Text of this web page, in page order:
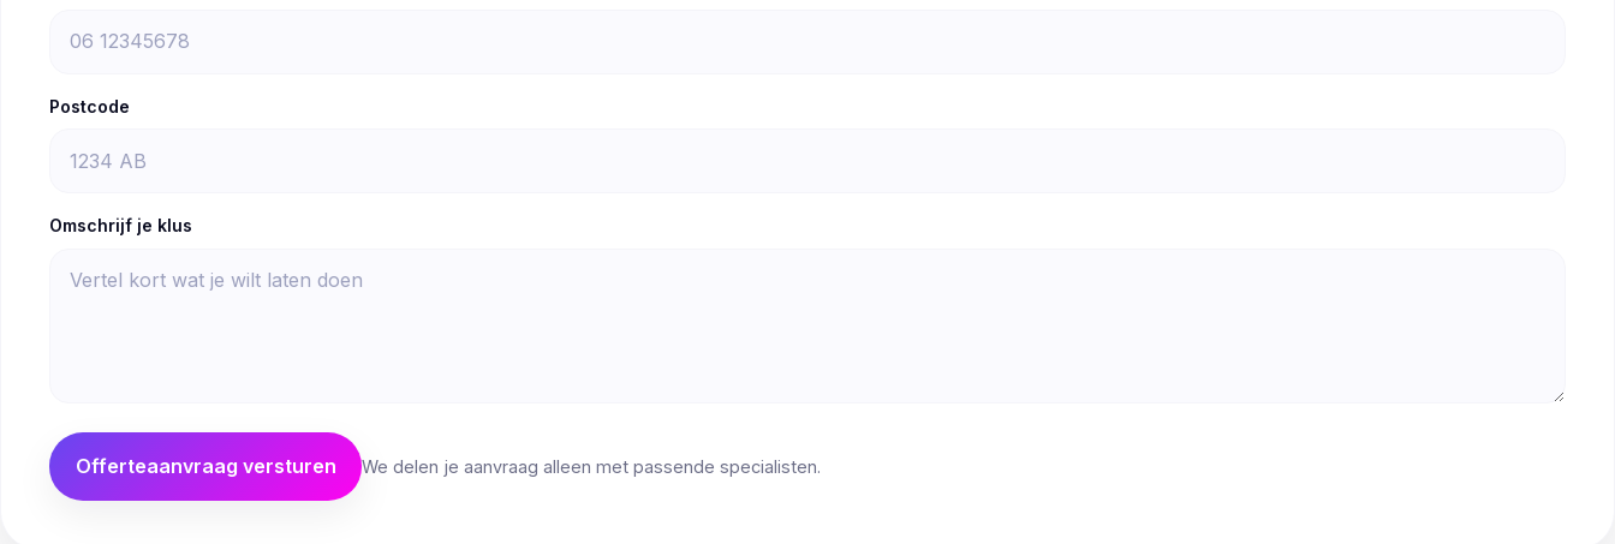
Postcode
Omschrijf je klus
Offerteaanvraag versturen We delen je aanvraag alleen met passende specialisten.